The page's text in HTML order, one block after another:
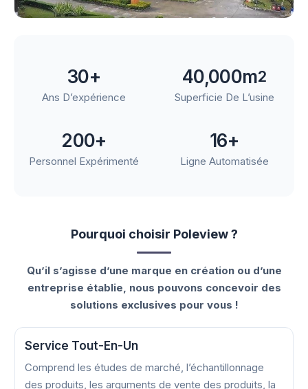
30+
Ans D’expérience
40,000m2
Superficie De L’usine
200+
Personnel Expérimenté
16+
Ligne Automatisée
Pourquoi choisir Poleview ?
Qu’il s’agisse d’une marque en création ou d’une
entreprise établie, nous pouvons concevoir des
solutions exclusives pour vous !
Service Tout-En-Un
Comprend les études de marché, l’échantillonnage
des produits, les arguments de vente des produits, la